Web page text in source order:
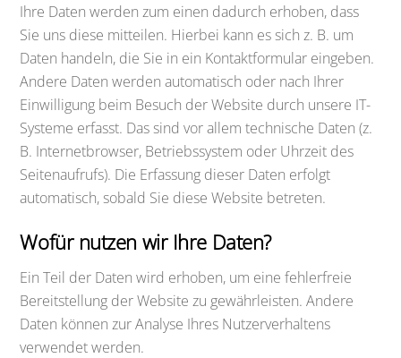
Ihre Daten werden zum einen dadurch erhoben, dass
Sie uns diese mitteilen. Hierbei kann es sich z. B. um
Daten handeln, die Sie in ein Kontaktformular eingeben.
Andere Daten werden automatisch oder nach Ihrer
Einwilligung beim Besuch der Website durch unsere IT-
Systeme erfasst. Das sind vor allem technische Daten (z.
B. Internetbrowser, Betriebssystem oder Uhrzeit des
Seitenaufrufs). Die Erfassung dieser Daten erfolgt
automatisch, sobald Sie diese Website betreten.
Wofür nutzen wir Ihre Daten?
Ein Teil der Daten wird erhoben, um eine fehlerfreie
Bereitstellung der Website zu gewährleisten. Andere
Daten können zur Analyse Ihres Nutzerverhaltens
verwendet werden.